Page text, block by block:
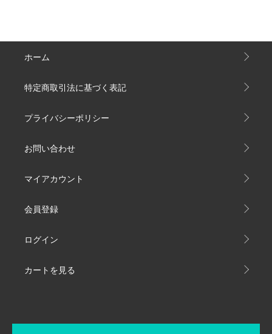
ホーム
特定商取引法に基づく表記
プライバシーポリシー
お問い合わせ
マイアカウント
会員登録
ログイン
カートを見る